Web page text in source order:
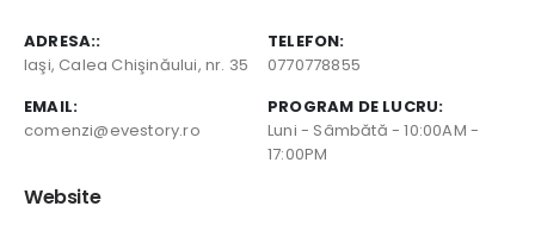
ADRESA::
Iaşi, Calea Chişinăului, nr. 35
TELEFON:
0770778855
EMAIL:
comenzi@evestory.ro
PROGRAM DE LUCRU:
Luni - Sâmbătă - 10:00AM -
17:00PM
Website